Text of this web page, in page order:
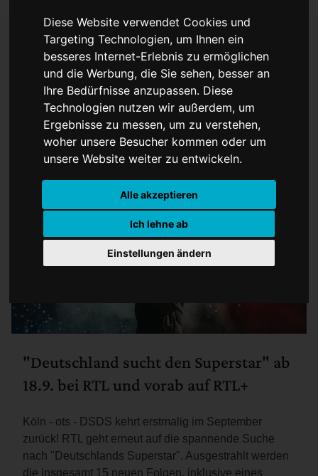
Diese Website verwendet Cookies und
Targeting Technologien, um Ihnen ein
besseres Internet-Erlebnis zu ermöglichen
und die Werbung, die Sie sehen, besser an
Ihre Bedürfnisse anzupassen. Diese
Technologien nutzen wir außerdem, um
Ergebnisse zu messen, um zu verstehen,
woher unsere Besucher kommen oder um
unsere Website weiter zu entwickeln.
Alle akzeptieren
Ich lehne ab
Einstellungen ändern
Es wird wieder sowas von
DSDS
"Deutschland sucht den Superstar" ab
18.9. bei RTL und vorab auf RTL+
Köln - ots - DSDS kehrt erstmalig im September
zurück! RTL geht erneut auf die spannende Suche
nach "Deutschlands Superstar". Ausgestrahlt werden
die insgesamt 15 neuen Folgen, inklusive eines